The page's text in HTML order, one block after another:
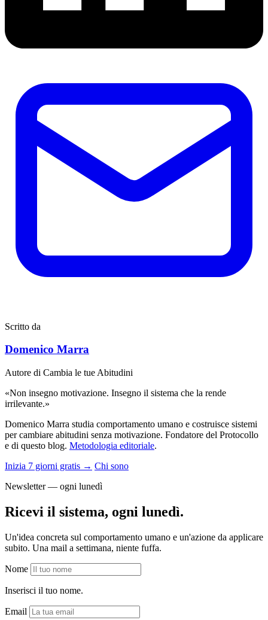
Scritto da
Domenico Marra
Autore di Cambia le tue Abitudini
«Non insegno motivazione. Insegno il sistema che la rende
irrilevante.»
Domenico Marra studia comportamento umano e costruisce sistemi
per cambiare abitudini senza motivazione. Fondatore del Protocollo
e di questo blog. Metodologia editoriale.
Inizia 7 giorni gratis → Chi sono
Newsletter — ogni lunedì
Ricevi il sistema, ogni lunedì.
Un'idea concreta sul comportamento umano e un'azione da applicare
subito. Una mail a settimana, niente fuffa.
Nome
Inserisci il tuo nome.
Email